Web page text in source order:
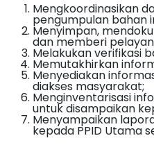
Mengkoordinasikan
pengumpulan bahan
Menyimpan,
dan memberi
Melakukan verifikasi
Memutakhirkan
Menyediakan
diakses masyarakat;
Menginventarisasi
untuk disampaikan
Menyampaikan
kepada PPID Utama